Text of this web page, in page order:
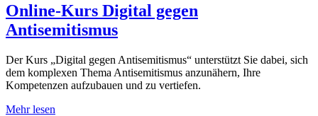
Online-Kurs Digital gegen
Antisemitismus
Der Kurs „Digital gegen Antisemitismus“ unterstützt Sie dabei, sich
dem komplexen Thema Antisemitismus anzunähern, Ihre
Kompetenzen aufzubauen und zu vertiefen.
Mehr lesen